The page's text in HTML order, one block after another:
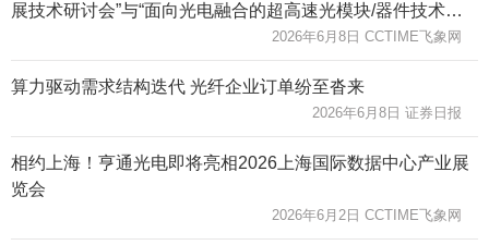
展技术研讨会”与“面向光电融合的超高速光模块/器件技术发
2026年6月8日 CCTIME飞象网
算力驱动需求结构迭代 光纤企业订单纷至沓来
2026年6月8日 证券日报
相约上海！亨通光电即将亮相2026上海国际数据中心产业展
览会
2026年6月2日 CCTIME飞象网